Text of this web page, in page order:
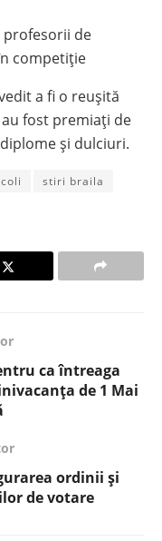
de
competiție
a fi o reușită
fost premiați de
și dulciuri.
stiri braila
ca întreaga
de 1 Mai
ordinii și
de votare